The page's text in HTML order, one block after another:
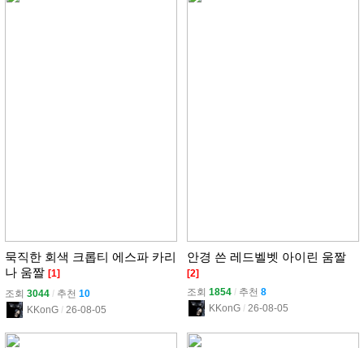
묵직한 회색 크롭티 에스파 카리
나 움짤 [1]
조회 3044 l 추천 10
KKonG l 26-08-05
안경 쓴 레드벨벳 아이린 움짤
[2]
조회 1854 l 추천 8
KKonG l 26-08-05